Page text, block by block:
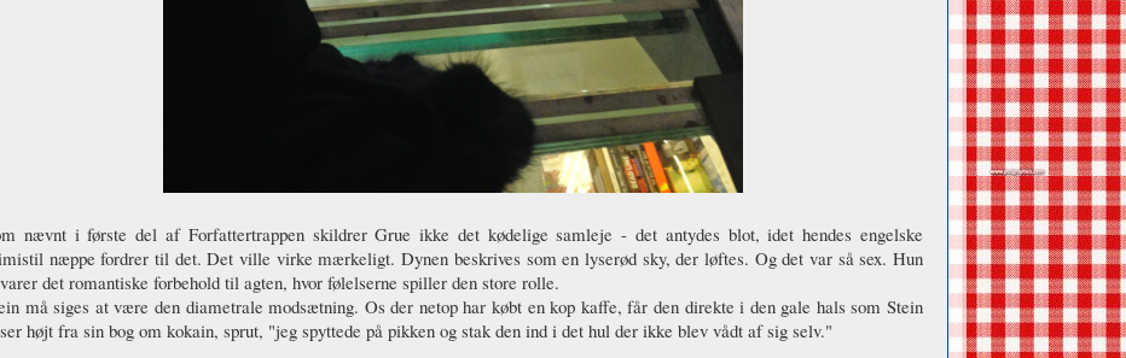
nævnt i første del af Forfattertrappen skildrer Grue ikke det kødelige samleje - det antydes blot, idet hendes engelske
næppe fordrer til det. Det ville virke mærkeligt. Dynen beskrives som en lyserød sky, der løftes. Og det var så sex. Hun
det romantiske forbehold til agten, hvor følelserne spiller den store rolle.
må siges at være den diametrale modsætning. Os der netop har købt en kop kaffe, får den direkte i den gale hals som Stein
højt fra sin bog om kokain, sprut, "jeg spyttede på pikken og stak den ind i det hul der ikke blev vådt af sig selv."